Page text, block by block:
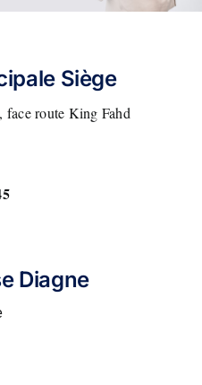
Siège
face route King Fahd
Diagne